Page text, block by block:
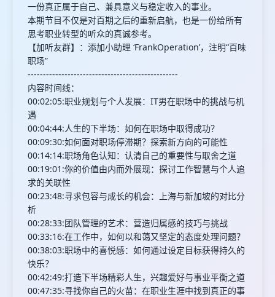
一份真正属于自己、兼具意义与稳定收入的事业。
本期节目不仅是对百期之后的重新启航，也是一份给所有
思考职业转型的听众的真诚参考。
【加听友群】：添加小助理 ‘FrankOperation’，注明“百味
职场”
-------------------------------------------------
内容时间线：
00:02:05:职业规划与个人发展：IT男在职场中的挑战与机
遇
00:04:44:人生的下半场：如何在职场中取得成功？
00:09:30:如何面对职场停滞期？探索新方向的可能性
00:14:14:职场角色认知：认清自己的重要性与取舍之道
00:19:01:你的价值由内而外展现：探讨工作智慧与个人追
求的关联性
00:23:48:寻求包容与成长的机会：上海与新加坡的对比分
析
00:28:33:团队管理的艺术：营造归属感的技巧与挑战
00:33:16:在工作中，如何以和蔼又坚定的态度处理问题？
00:38:03:职场中的喜悦感：如何通过设定目标获得持久的
快乐？
00:42:49:打造下半场精彩人生，兴趣爱好与事业平衡之道
00:47:35:寻找你自己的火苗：在职业生涯中找到真正的事